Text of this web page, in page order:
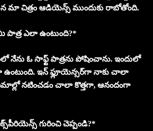
మా చిత్రం ఆడియెన్స్ ముందుకు రాబోతోంది.
పాత్ర ఎలా ఉంటుంది?*
నేను ఓ సాఫ్ట్ పాత్రను పోషించాను. ఇందులో
ఇన్ ఫ్లూయెన్సర్‌గా నాకు చాలా
నటించడం చాలా కొత్తగా, ఆనందంగా
గురించి చెప్పండి?*